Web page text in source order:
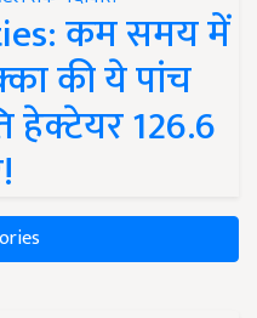
कम समय में
की ये पांच
हेक्टेयर 126.6